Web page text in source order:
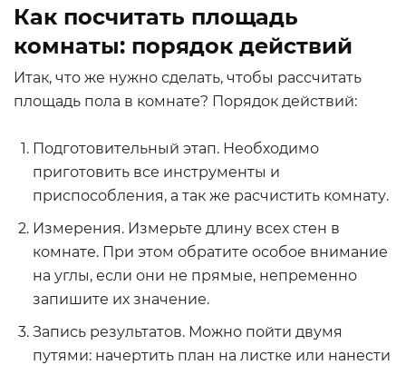
Как посчитать площадь
комнаты: порядок действий
Итак, что же нужно сделать, чтобы рассчитать
площадь пола в комнате? Порядок действий:
Подготовительный этап. Необходимо
приготовить все инструменты и
приспособления, а так же расчистить комнату.
Измерения. Измерьте длину всех стен в
комнате. При этом обратите особое внимание
на углы, если они не прямые, непременно
запишите их значение.
Запись результатов. Можно пойти двумя
путями: начертить план на листке или нанести